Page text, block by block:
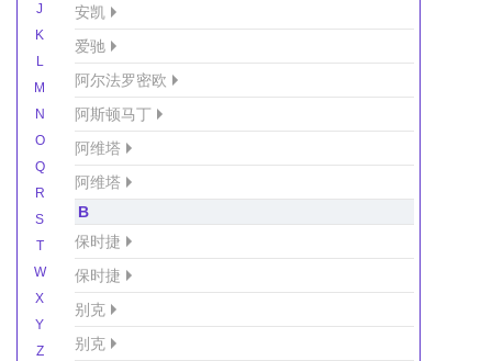
J
K
L
M
N
O
Q
R
S
T
W
X
Y
Z
安凯
爱驰
阿尔法罗密欧
阿斯顿马丁
阿维塔
阿维塔
B
保时捷
保时捷
别克
别克